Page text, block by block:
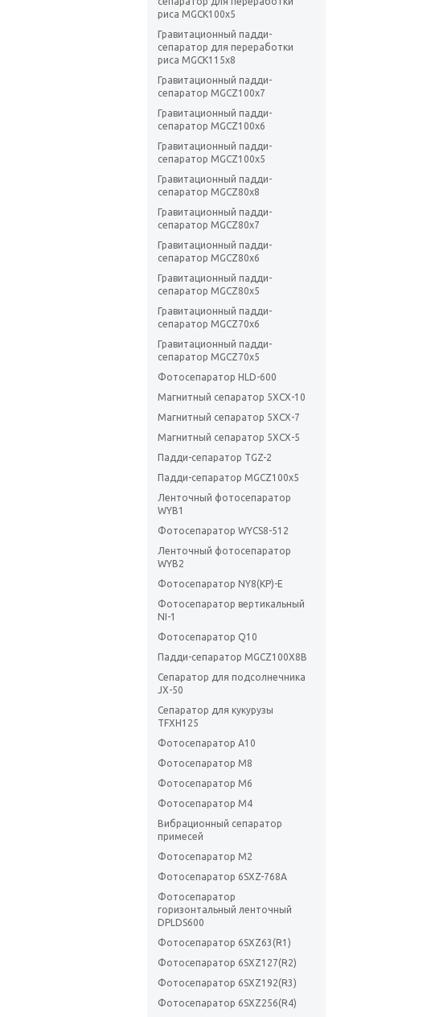
риса MGCK100x5
Гравитационный падди-
сепаратор для переработки
риса MGCK115x8
Гравитационный падди-
сепаратор MGCZ100x7
Гравитационный падди-
сепаратор MGCZ100x6
Гравитационный падди-
сепаратор MGCZ100x5
Гравитационный падди-
сепаратор MGCZ80x8
Гравитационный падди-
сепаратор MGCZ80x7
Гравитационный падди-
сепаратор MGCZ80x6
Гравитационный падди-
сепаратор MGCZ80x5
Гравитационный падди-
сепаратор MGCZ70x6
Гравитационный падди-
сепаратор MGCZ70x5
Фотосепаратор HLD-600
Магнитный сепаратор 5ХСХ-10
Магнитный сепаратор 5ХСХ-7
Магнитный сепаратор 5ХСХ-5
Падди-сепаратор TGZ-2
Падди-сепаратор MGCZ100х5
Ленточный фотосепаратор
WYB1
Фотосепаратор WYCS8-512
Ленточный фотосепаратор
WYB2
Фотосепаратор NY8(KP)-E
Фотосепаратор вертикальный
NI-1
Фотосепаратор Q10
Падди-сепаратор MGCZ100X8B
Сепаратор для подсолнечника
JX-50
Сепаратор для кукурузы
TFXH125
Фотосепаратор A10
Фотосепаратор M8
Фотосепаратор M6
Фотосепаратор M4
Вибрационный сепаратор
примесей
Фотосепаратор M2
Фотосепаратор 6SXZ-768A
Фотосепаратор
горизонтальный ленточный
DPLDS600
Фотосепаратор 6SXZ63(R1)
Фотосепаратор 6SXZ127(R2)
Фотосепаратор 6SXZ192(R3)
Фотосепаратор 6SXZ256(R4)